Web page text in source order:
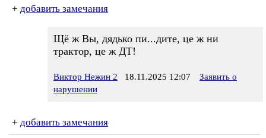
+ добавить замечания
Щё ж Вы, дядько пи...дите, це ж ни
трактор, це ж ДТ!
Виктор Нежин 2 18.11.2025 12:07
Заявить о
нарушении
+ добавить замечания